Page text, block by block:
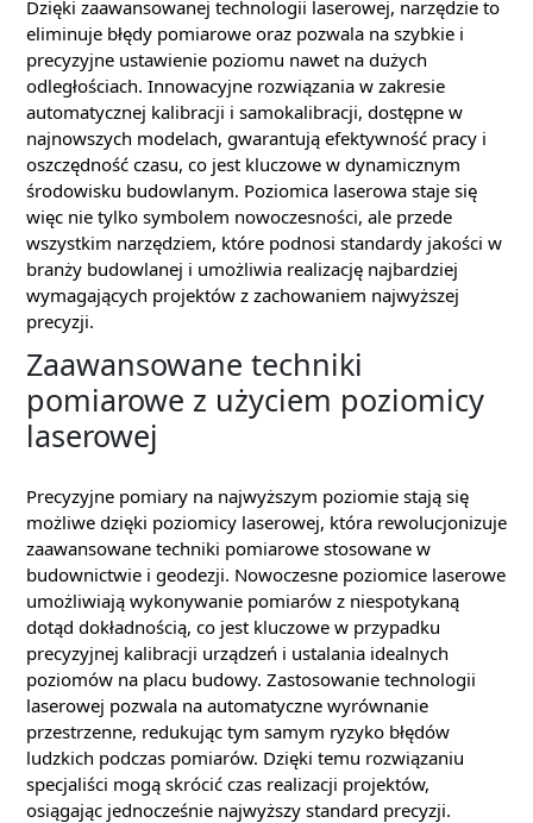
Dzięki zaawansowanej technologii laserowej, narzędzie to
eliminuje błędy pomiarowe oraz pozwala na szybkie i
precyzyjne ustawienie poziomu nawet na dużych
odległościach. Innowacyjne rozwiązania w zakresie
automatycznej kalibracji i samokalibracji, dostępne w
najnowszych modelach, gwarantują efektywność pracy i
oszczędność czasu, co jest kluczowe w dynamicznym
środowisku budowlanym. Poziomica laserowa staje się
więc nie tylko symbolem nowoczesności, ale przede
wszystkim narzędziem, które podnosi standardy jakości w
branży budowlanej i umożliwia realizację najbardziej
wymagających projektów z zachowaniem najwyższej
precyzji.
Zaawansowane techniki
pomiarowe z użyciem poziomicy
laserowej
Precyzyjne pomiary na najwyższym poziomie stają się
możliwe dzięki poziomicy laserowej, która rewolucjonizuje
zaawansowane techniki pomiarowe stosowane w
budownictwie i geodezji. Nowoczesne poziomice laserowe
umożliwiają wykonywanie pomiarów z niespotykaną
dotąd dokładnością, co jest kluczowe w przypadku
precyzyjnej kalibracji urządzeń i ustalania idealnych
poziomów na placu budowy. Zastosowanie technologii
laserowej pozwala na automatyczne wyrównanie
przestrzenne, redukując tym samym ryzyko błędów
ludzkich podczas pomiarów. Dzięki temu rozwiązaniu
specjaliści mogą skrócić czas realizacji projektów,
osiągając jednocześnie najwyższy standard precyzji.